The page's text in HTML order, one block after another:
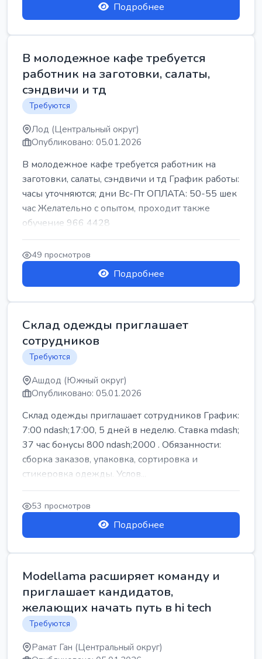
Подробнее
В молодежное кафе требуется
работник на заготовки, салаты,
сэндвичи и тд
Требуются
Лод (Центральный округ)
Опубликовано: 05.01.2026
В молодежное кафе требуется работник на
заготовки, салаты, сэндвичи и тд График работы:
часы уточняются; дни Вс-Пт ОПЛАТА: 50-55 шек
час Желательно с опытом, проходит также
обучение 966 4428
49 просмотров
Подробнее
Склад одежды приглашает
сотрудников
Требуются
Ашдод (Южный округ)
Опубликовано: 05.01.2026
Склад одежды приглашает сотрудников График:
7:00 ndash;17:00, 5 дней в неделю. Ставка mdash;
37 час бонусы 800 ndash;2000 . Обязанности:
сборка заказов, упаковка, сортировка и
стикеровка одежды. Услов...
53 просмотров
Подробнее
Modellama расширяет команду и
приглашает кандидатов,
желающих начать путь в hi tech
Требуются
Рамат Ган (Центральный округ)